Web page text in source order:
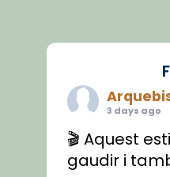
3 days ago
🎬 Aquest
gaudir i